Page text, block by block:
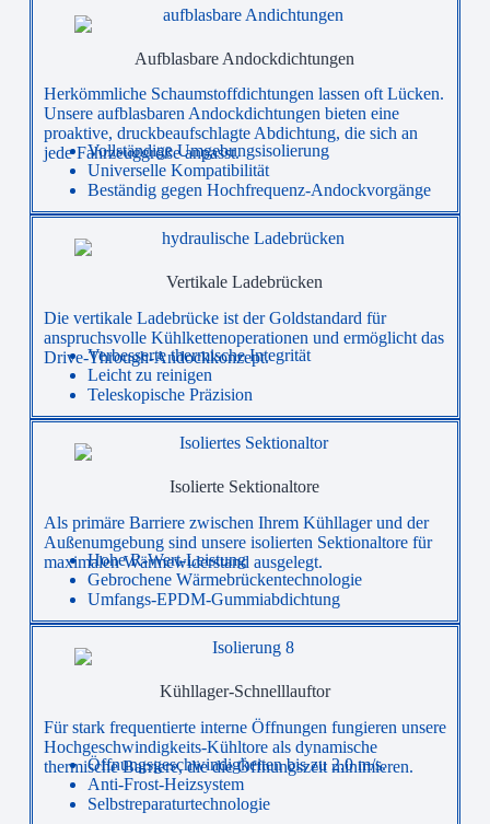
Aufblasbare Andockdichtungen
Herkömmliche Schaumstoffdichtungen lassen oft Lücken.
Unsere aufblasbaren Andockdichtungen bieten eine
proaktive, druckbeaufschlagte Abdichtung, die sich an
jede Fahrzeuggröße anpasst.
Vollständige Umgebungsisolierung
Universelle Kompatibilität
Beständig gegen Hochfrequenz-Andockvorgänge
Vertikale Ladebrücken
Die vertikale Ladebrücke ist der Goldstandard für
anspruchsvolle Kühlkettenoperationen und ermöglicht das
Drive-Through-Andockkonzept.
Verbesserte thermische Integrität
Leicht zu reinigen
Teleskopische Präzision
Isolierte Sektionaltore
Als primäre Barriere zwischen Ihrem Kühllager und der
Außenumgebung sind unsere isolierten Sektionaltore für
maximalen Wärmewiderstand ausgelegt.
Hohe R-Wert-Leistung
Gebrochene Wärmebrückentechnologie
Umfangs-EPDM-Gummiabdichtung
Kühllager-Schnelllauftor
Für stark frequentierte interne Öffnungen fungieren unsere
Hochgeschwindigkeits-Kühltore als dynamische
thermische Barriere, die die Öffnungszeit minimieren.
Öffnungsgeschwindigkeiten bis zu 2,0 m/s.
Anti-Frost-Heizsystem
Selbstreparaturtechnologie